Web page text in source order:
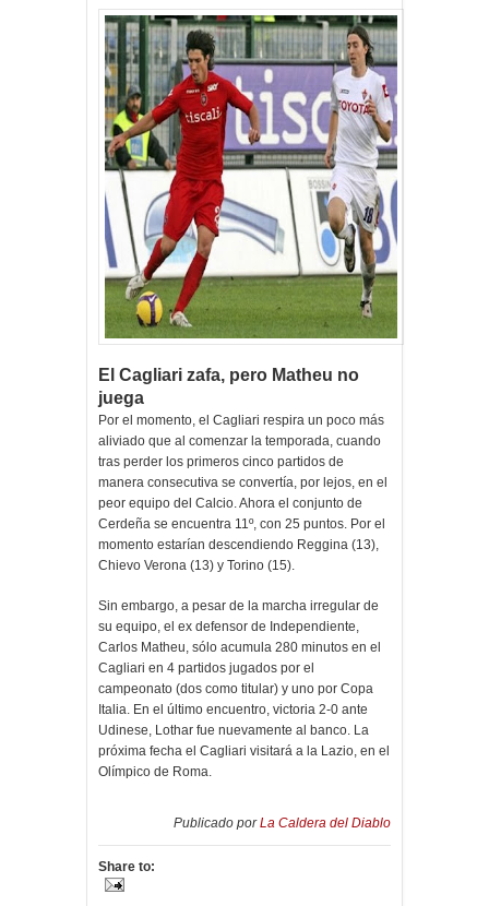
El Cagliari zafa, pero Matheu no
juega
Por el momento, el Cagliari respira un poco más
aliviado que al comenzar la temporada, cuando
tras perder los primeros cinco partidos de
manera consecutiva se convertía, por lejos, en el
peor equipo del Calcio. Ahora el conjunto de
Cerdeña se encuentra 11º, con 25 puntos. Por el
momento estarían descendiendo Reggina (13),
Chievo Verona (13) y Torino (15).
Sin embargo, a pesar de la marcha irregular de
su equipo, el ex defensor de Independiente,
Carlos Matheu, sólo acumula 280 minutos en el
Cagliari en 4 partidos jugados por el
campeonato (dos como titular) y uno por Copa
Italia. En el último encuentro, victoria 2-0 ante
Udinese, Lothar fue nuevamente al banco. La
próxima fecha el Cagliari visitará a la Lazio, en el
Olímpico de Roma.
Publicado porLa Caldera del Diablo
Share to: